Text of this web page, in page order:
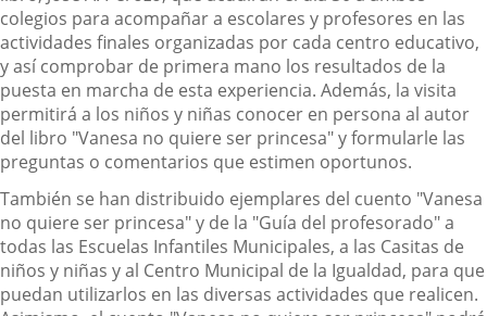
colegios para acompañar a escolares y profesores en las
actividades finales organizadas por cada centro educativo,
y así comprobar de primera mano los resultados de la
puesta en marcha de esta experiencia. Además, la visita
permitirá a los niños y niñas conocer en persona al autor
del libro "Vanesa no quiere ser princesa" y formularle las
preguntas o comentarios que estimen oportunos.
También se han distribuido ejemplares del cuento "Vanesa
no quiere ser princesa" y de la "Guía del profesorado" a
todas las Escuelas Infantiles Municipales, a las Casitas de
niños y niñas y al Centro Municipal de la Igualdad, para que
puedan utilizarlos en las diversas actividades que realicen.